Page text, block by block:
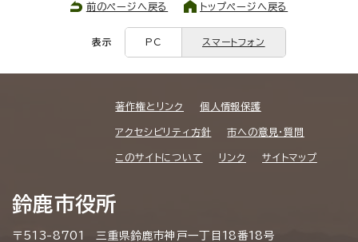
前のページへ戻る トップページへ戻る
表示 PC スマートフォン
著作権とリンク 個人情報保護
アクセシビリティ方針 市への意見・質問
このサイトについて リンク サイトマップ
鈴鹿市役所
〒513-8701 三重県鈴鹿市神戸一丁目18番18号